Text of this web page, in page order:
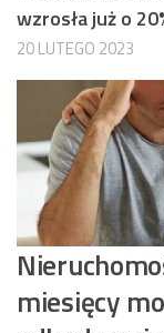
wzrosła już o
20 LUTEGO 2023
miesięcy